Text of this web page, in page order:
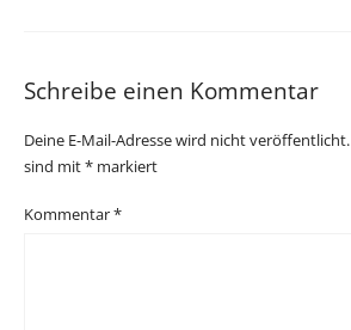
Schreibe einen Kommentar
Deine E-Mail-Adresse wird nicht veröffentlicht.
sind mit* markiert
Kommentar*